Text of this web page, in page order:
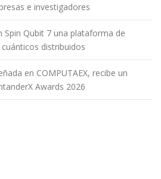
e investigadores
Spin Qubit 7 una plataforma de
distribuidos
en COMPUTAEX, recibe un
Awards 2026